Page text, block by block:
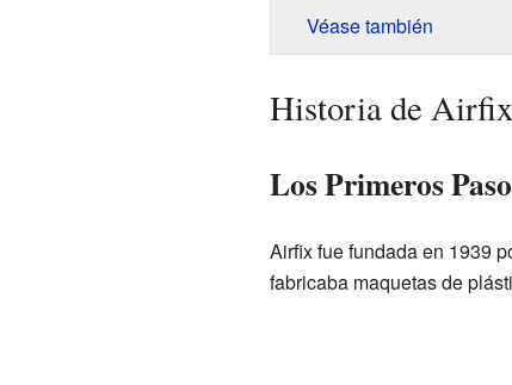
Véase también
Historia de
Los Primeros
Airfix fue fundada en 1939
fabricaba maquetas de